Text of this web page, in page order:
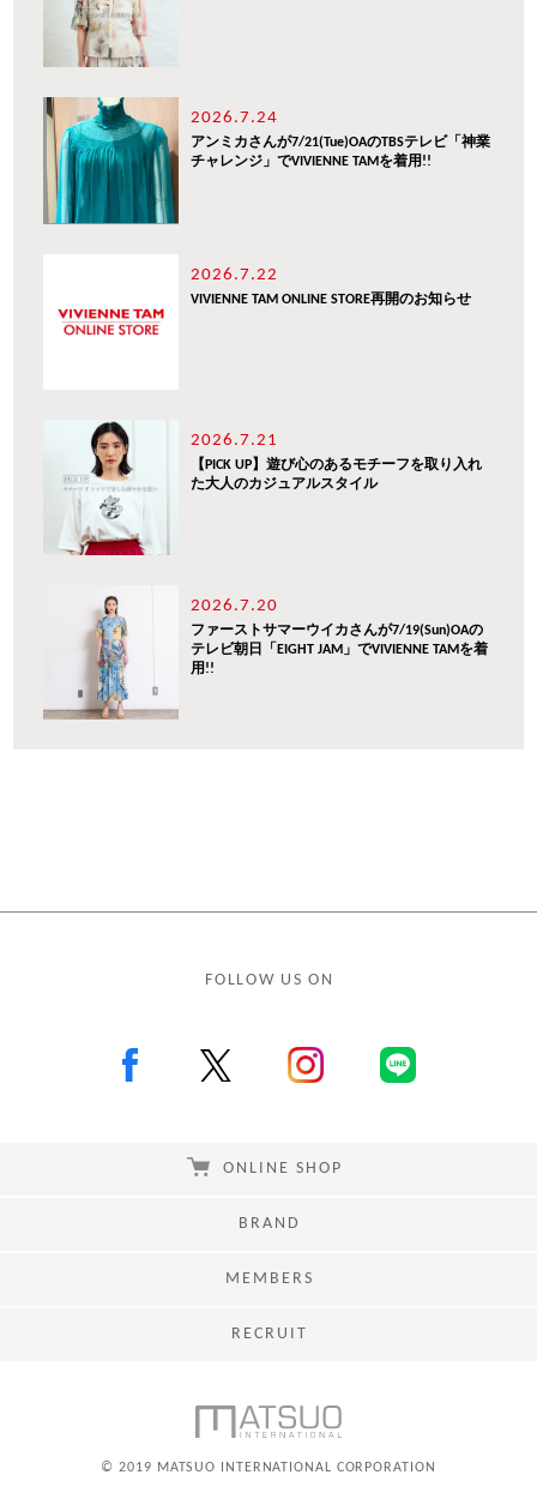
2026.7.24
アンミカさんが7/21(Tue)OAのTBSテレビ「神業
チャレンジ」でVIVIENNE TAMを着用!!
2026.7.22
VIVIENNE TAM ONLINE STORE再開のお知らせ
2026.7.21
【PICK UP】遊び心のあるモチーフを取り入れ
た大人のカジュアルスタイル
2026.7.20
ファーストサマーウイカさんが7/19(Sun)OAの
テレビ朝日「EIGHT JAM」でVIVIENNE TAMを着
用!!
FOLLOW US ON
ONLINE SHOP
BRAND
MEMBERS
RECRUIT
© 2019 MATSUO INTERNATIONAL CORPORATION